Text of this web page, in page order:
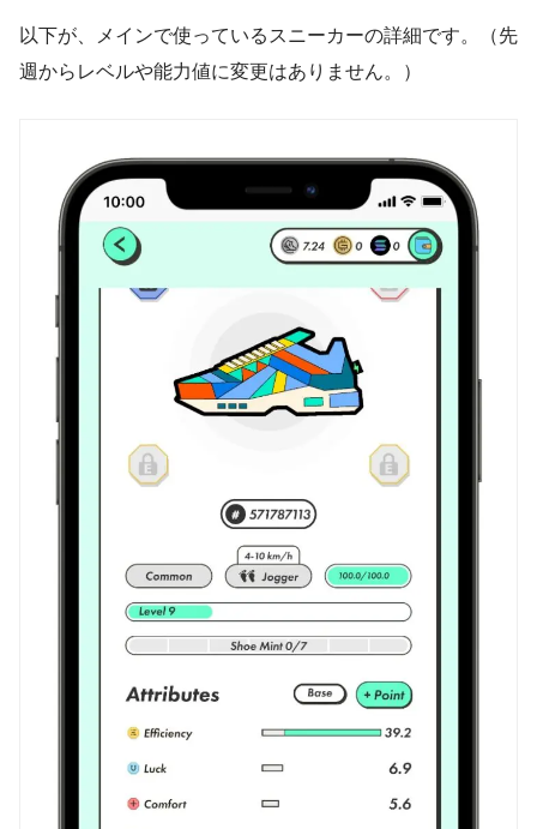
以下が、メインで使っているスニーカーの詳細です。（先
週からレベルや能力値に変更はありません。）